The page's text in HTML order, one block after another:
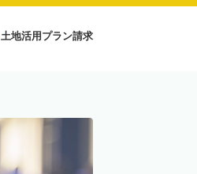
土地活用プラン請求